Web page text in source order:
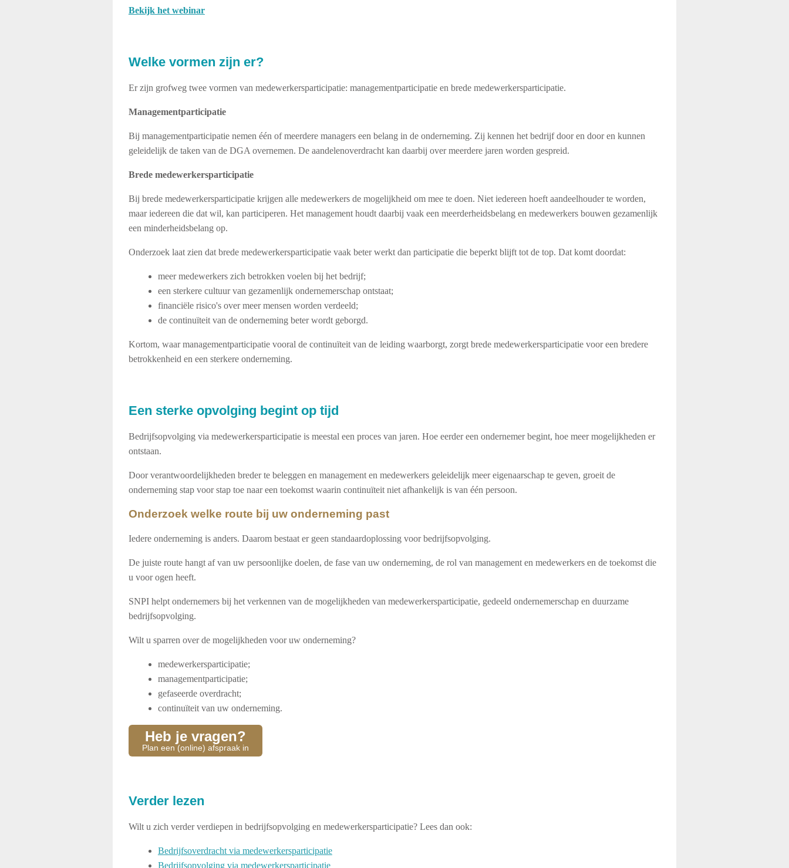
Bekijk het webinar
Welke vormen zijn er?
Er zijn grofweg twee vormen van medewerkersparticipatie: managementparticipatie en brede medewerkersparticipatie.
Managementparticipatie
Bij managementparticipatie nemen één of meerdere managers een belang in de onderneming. Zij kennen het bedrijf door en door en kunnen
geleidelijk de taken van de DGA overnemen. De aandelenoverdracht kan daarbij over meerdere jaren worden gespreid.
Brede medewerkersparticipatie
Bij brede medewerkersparticipatie krijgen alle medewerkers de mogelijkheid om mee te doen. Niet iedereen hoeft aandeelhouder te worden,
maar iedereen die dat wil, kan participeren. Het management houdt daarbij vaak een meerderheidsbelang en medewerkers bouwen gezamenlijk
een minderheidsbelang op.
Onderzoek laat zien dat brede medewerkersparticipatie vaak beter werkt dan participatie die beperkt blijft tot de top. Dat komt doordat:
meer medewerkers zich betrokken voelen bij het bedrijf;
een sterkere cultuur van gezamenlijk ondernemerschap ontstaat;
financiële risico's over meer mensen worden verdeeld;
de continuïteit van de onderneming beter wordt geborgd.
Kortom, waar managementparticipatie vooral de continuïteit van de leiding waarborgt, zorgt brede medewerkersparticipatie voor een bredere
betrokkenheid en een sterkere onderneming.
Een sterke opvolging begint op tijd
Bedrijfsopvolging via medewerkersparticipatie is meestal een proces van jaren. Hoe eerder een ondernemer begint, hoe meer mogelijkheden er
ontstaan.
Door verantwoordelijkheden breder te beleggen en management en medewerkers geleidelijk meer eigenaarschap te geven, groeit de
onderneming stap voor stap toe naar een toekomst waarin continuïteit niet afhankelijk is van één persoon.
Onderzoek welke route bij uw onderneming past
Iedere onderneming is anders. Daarom bestaat er geen standaardoplossing voor bedrijfsopvolging.
De juiste route hangt af van uw persoonlijke doelen, de fase van uw onderneming, de rol van management en medewerkers en de toekomst die
u voor ogen heeft.
SNPI helpt ondernemers bij het verkennen van de mogelijkheden van medewerkersparticipatie, gedeeld ondernemerschap en duurzame
bedrijfsopvolging.
Wilt u sparren over de mogelijkheden voor uw onderneming?
medewerkersparticipatie;
managementparticipatie;
gefaseerde overdracht;
continuïteit van uw onderneming.
Heb je vragen?
Plan een (online) afspraak in
Verder lezen
Wilt u zich verder verdiepen in bedrijfsopvolging en medewerkersparticipatie? Lees dan ook:
Bedrijfsoverdracht via medewerkersparticipatie
Bedrijfsopvolging via medewerkersparticipatie